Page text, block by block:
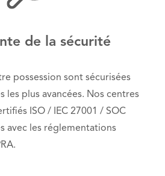
de la sécurité
possession sont sécurisées
les plus avancées. Nos centres
ISO / IEC 27001 / SOC
avec les réglementations